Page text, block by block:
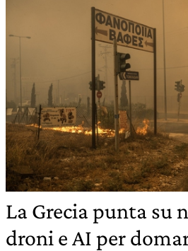
La Grecia punta su
droni e AI per